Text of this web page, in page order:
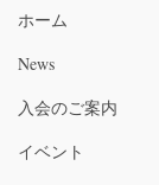
ホーム
News
入会のご案内
イベント